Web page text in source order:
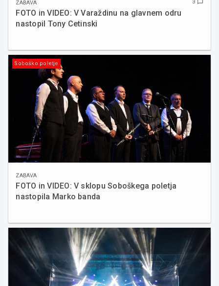
ZABAVA 3 chat_bubble_outline
FOTO in VIDEO: V Varaždinu na glavnem odru
nastopil Tony Cetinski
Soboško poletje
ZABAVA
FOTO in VIDEO: V sklopu Soboškega poletja
nastopila Marko banda